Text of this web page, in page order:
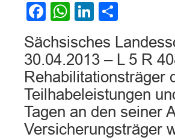
Facebook
WhatsApp
LinkedIn
Sächsisches
30.04.2013 – L 5 R
Rehabilitationsträger
Teilhabeleistungen
Tagen an den seiner
Versicherungsträger